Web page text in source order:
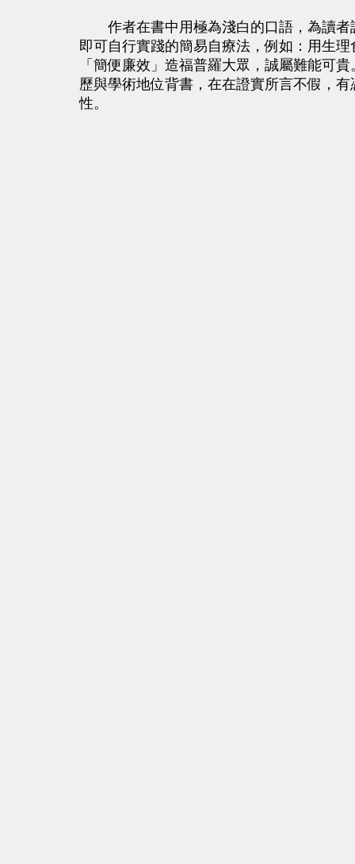
作者在書中用極為淺白的口語，為讀者
即可自行實踐的簡易自療法，例如：用生
「簡便廉效」造福普羅大眾，誠屬難能可
歷與學術地位背書，在在證實所言不假，
性。